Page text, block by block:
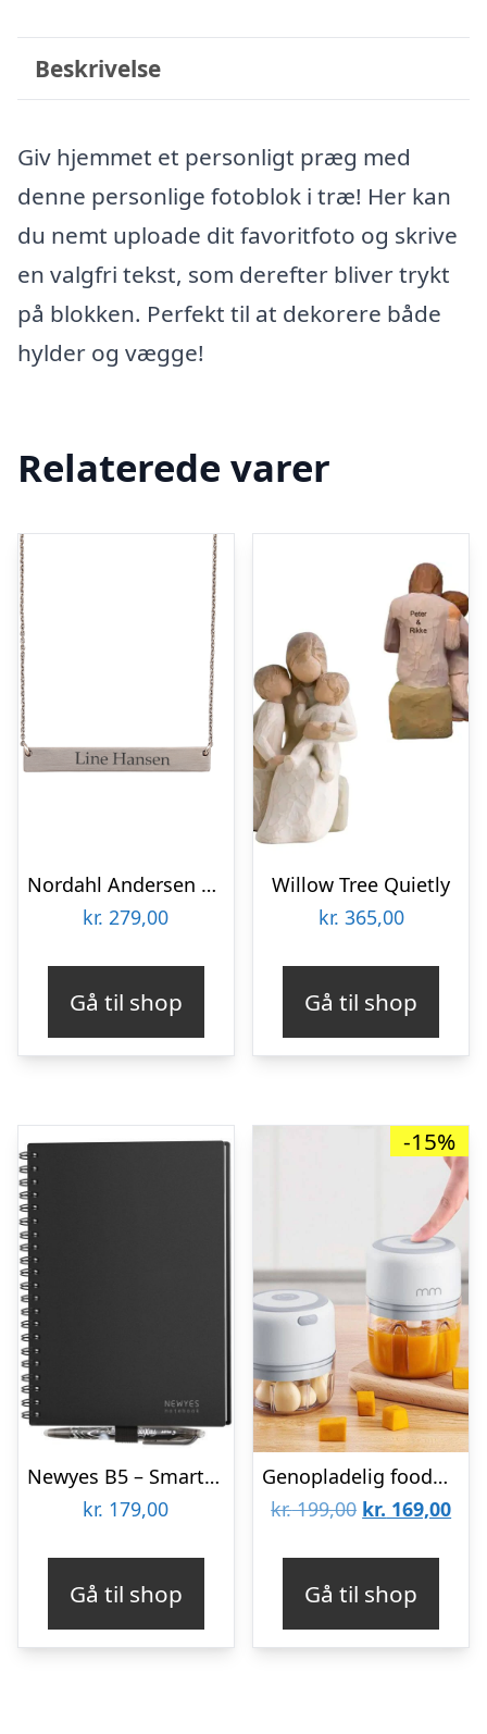
Beskrivelse
Giv hjemmet et personligt præg med
denne personlige fotoblok i træ! Her kan
du nemt uploade dit favoritfoto og skrive
en valgfri tekst, som derefter bliver trykt
på blokken. Perfekt til at dekorere både
hylder og vægge!
Relaterede varer
Nordahl Andersen Plade halskæde
kr. 279,00
Gå til shop
Willow Tree Quietly
kr. 365,00
Gå til shop
Newyes B5 – Smart Notesbog
kr. 179,00
Gå til shop
-15%
Genopladelig foodprocessor
kr.199,00 Den
kr. 199,00.
kr. 169,00Den
kr.
Gå til shop